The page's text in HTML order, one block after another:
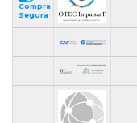
Compra
Segura